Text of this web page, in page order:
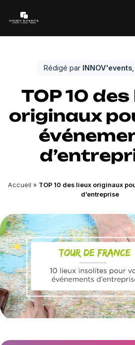
Rédigé par INNOV'events,
TOP 10
originaux
Accueil » TOP 10 des lieux originaux
d’entreprise